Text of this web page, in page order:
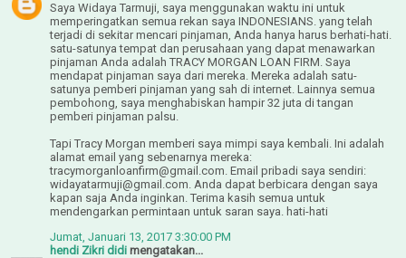
Saya Widaya Tarmuji, saya menggunakan waktu ini untuk
memperingatkan semua rekan saya INDONESIANS. yang telah
terjadi di sekitar mencari pinjaman, Anda hanya harus berhati-hati.
satu-satunya tempat dan perusahaan yang dapat menawarkan
pinjaman Anda adalah TRACY MORGAN LOAN FIRM. Saya
mendapat pinjaman saya dari mereka. Mereka adalah satu-
satunya pemberi pinjaman yang sah di internet. Lainnya semua
pembohong, saya menghabiskan hampir 32 juta di tangan
pemberi pinjaman palsu.
Tapi Tracy Morgan memberi saya mimpi saya kembali. Ini adalah
alamat email yang sebenarnya mereka:
tracymorganloanfirm@gmail.com. Email pribadi saya sendiri:
widayatarmuji@gmail.com. Anda dapat berbicara dengan saya
kapan saja Anda inginkan. Terima kasih semua untuk
mendengarkan permintaan untuk saran saya. hati-hati
Jumat, Januari 13, 2017 3:30:00 PM
hendi Zikri didi mengatakan...